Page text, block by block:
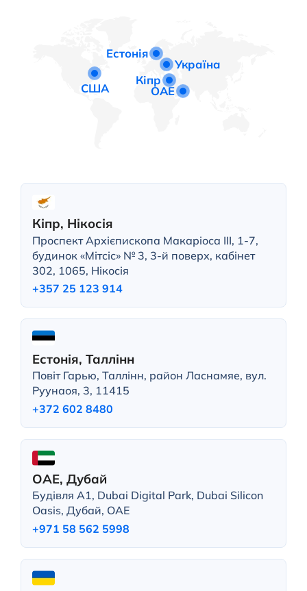
Естонія
Україна
Кіпр
ОАЕ
США
Кіпр, Нікосія
Проспект Архієпископа Макаріоса III, 1-7,
будинок «Мітсіс» № 3, 3-й поверх, кабінет
302, 1065, Нікосія
+357 25 123 914
Естонія, Таллінн
Повіт Гарью, Таллінн, район Ласнамяе, вул.
Руунаоя, 3, 11415
+372 602 8480
ОАЕ, Дубай
Будівля A1, Dubai Digital Park, Dubai Silicon
Oasis, Дубай, ОАЕ
+971 58 562 5998